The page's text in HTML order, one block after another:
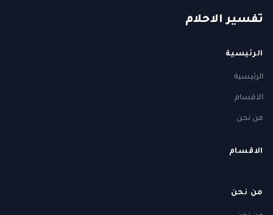
تفسير الاحلام
الرئيسية
الرئيسية
الاقسام
من نحن
الاقسام
من نحن